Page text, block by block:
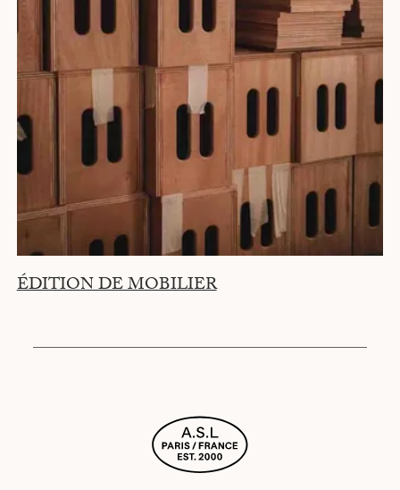
ÉDITION DE MOBILIER